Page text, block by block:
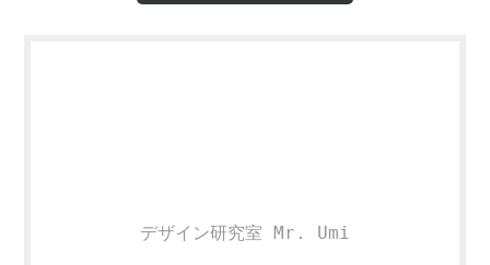
デザイン研究室 Mr. Umi